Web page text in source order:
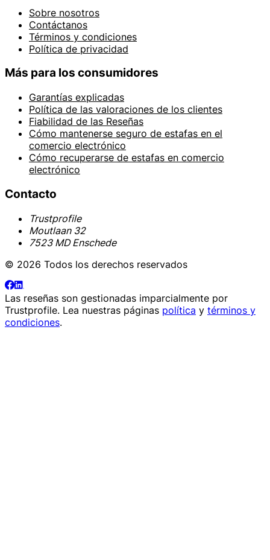
Sobre nosotros
Contáctanos
Términos y condiciones
Política de privacidad
Más para los consumidores
Garantías explicadas
Política de las valoraciones de los clientes
Fiabilidad de las Reseñas
Cómo mantenerse seguro de estafas en el
comercio electrónico
Cómo recuperarse de estafas en comercio
electrónico
Contacto
Trustprofile
Moutlaan 32
7523 MD Enschede
© 2026 Todos los derechos reservados
Las reseñas son gestionadas imparcialmente por
Trustprofile. Lea nuestras páginas política y términos y
condiciones.